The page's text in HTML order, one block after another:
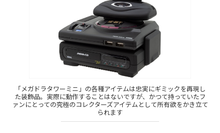
「メガドラタワーミニ」の各種アイテムは忠実にギミックを再現し
た装飾品。実際に動作することはないですが、かつて持っていたフ
ァンにとっての究極のコレクターズアイテムとして所有欲をかき立て
られます